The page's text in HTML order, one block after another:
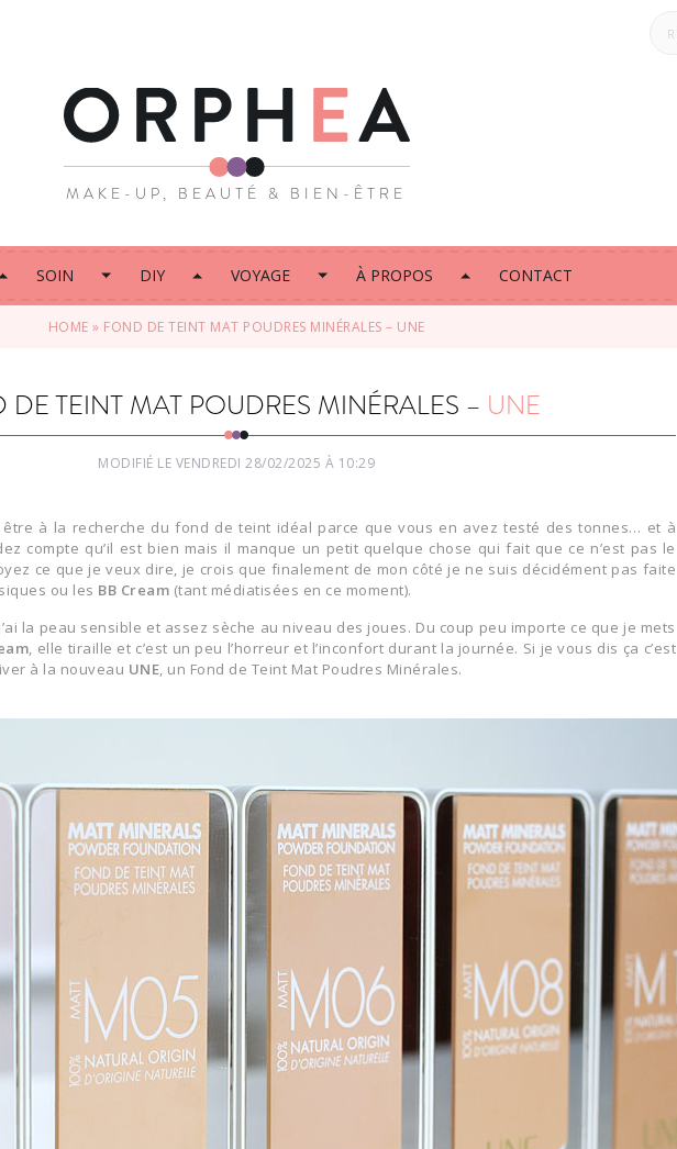
MAKE-UP, BEAUTÉ & BIEN-ÊTRE
SOIN DIY VOYAGE À PROPOS CONTACT
HOME » FOND DE TEINT MAT POUDRES MINÉRALES – UNE
DE TEINT MAT POUDRES MINÉRALES – UNE
MODIFIÉ LE VENDREDI 28/02/2025 À 10:29
être à la recherche du fond de teint idéal parce que vous en avez testé des tonnes… et à
compte qu’il est bien mais il manque un petit quelque chose qui fait que ce n’est pas le
ce que je veux dire, je crois que finalement de mon côté je ne suis décidément pas faite
ou les BB Cream (tant médiatisées en ce moment).
la peau sensible et assez sèche au niveau des joues. Du coup peu importe ce que je mets
, elle tiraille et c’est un peu l’horreur et l’inconfort durant la journée. Si je vous dis ça c’est
à la nouveau UNE, un Fond de Teint Mat Poudres Minérales.